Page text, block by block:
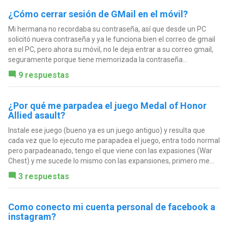
¿Cómo cerrar sesión de GMail en el móvil?
Mi hermana no recordaba su contraseña, así que desde un PC
solicitó nueva contraseña y ya le funciona bien el correo de gmail
en el PC, pero ahora su móvil, no le deja entrar a su correo gmail,
seguramente porque tiene memorizada la contraseña...
9 respuestas
¿Por qué me parpadea el juego Medal of Honor
Allied asault?
Instale ese juego (bueno ya es un juego antiguo) y resulta que
cada vez que lo ejecuto me parapadea el juego, entra todo normal
pero parpadeanado, tengo el que viene con las expasiones (War
Chest) y me sucede lo mismo con las expansiones, primero me...
3 respuestas
Como conecto mi cuenta personal de facebook a
instagram?